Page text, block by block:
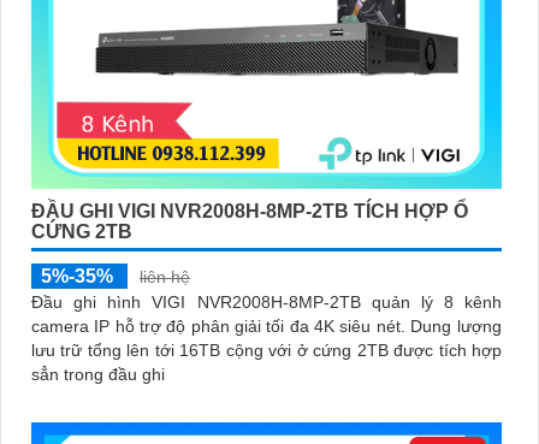
ĐẦU GHI VIGI NVR2008H-8MP-2TB TÍCH HỢP Ổ
CỨNG 2TB
5%-35%
liên hệ
Đầu ghi hình VIGI NVR2008H-8MP-2TB quản lý 8 kênh
camera IP hỗ trợ độ phân giải tối đa 4K siêu nét. Dung lượng
lưu trữ tổng lên tới 16TB cộng với ở cứng 2TB được tích hợp
sẳn trong đầu ghi